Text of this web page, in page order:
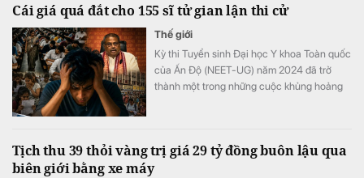
không nằm ở các chính sách ưu đãi mới mà
ở sự thay đổi căn bản về tư duy phát triển.
Cái giá quá đắt cho 155 sĩ tử gian lận thi cử
Thế giới
Kỳ thi Tuyển sinh Đại học Y khoa Toàn quốc
của Ấn Độ (NEET-UG) năm 2024 đã trở
thành một trong những cuộc khủng hoảng
Tịch thu 39 thỏi vàng trị giá 29 tỷ đồng buôn lậu qua
biên giới bằng xe máy